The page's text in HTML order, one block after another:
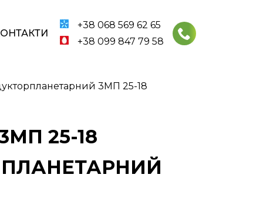
+38 068 569 62 65
+38 099 847 79 58
3МП 25-18
25-18
ПЛАНЕТАРНИЙ